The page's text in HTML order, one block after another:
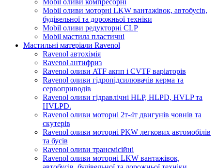
Mobil оливи компресорні
Mobil оливи моторні LKW вантажівок, автобусів,
будівельної та дорожньої техніки
Mobil оливи редукторні CLP
Mobil мастила пластичні
Мастильні матеріали Ravenol
Ravenol автохімія
Ravenol антифриз
Ravenol оливи ATF акпп і CVTF варіаторів
Ravenol оливи гідропідсилювачів керма та
сервоприводів
Ravenol оливи гідравлічні HLP, HLPD, HVLP та
HVLPD.
Ravenol оливи моторні 2т-4т двигунів човнів та
скутерів
Ravenol оливи моторні PKW легкових автомобілів
та бусів
Ravenol оливи трансмісійні
Ravenol оливи моторні LKW вантажівок,